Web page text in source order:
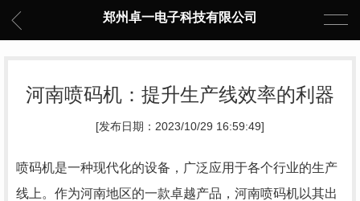
郑州卓一电子科技有限公司
河南喷码机：提升生产线效率的利器
[发布日期：2023/10/29 16:59:49]
喷码机是一种现代化的设备，广泛应用于各个行业的生产
线上。作为河南地区的一款卓越产品，河南喷码机以其出